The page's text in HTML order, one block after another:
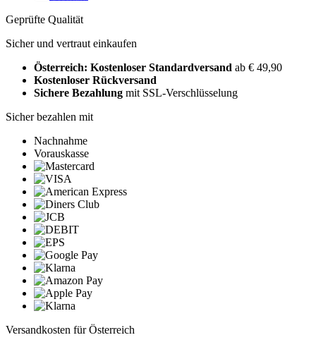
Geprüfte Qualität
Sicher und vertraut einkaufen
Österreich: Kostenloser Standardversand ab € 49,90
Kostenloser Rückversand
Sichere Bezahlung mit SSL-Verschlüsselung
Sicher bezahlen mit
Nachnahme
Vorauskasse
Versandkosten für Österreich